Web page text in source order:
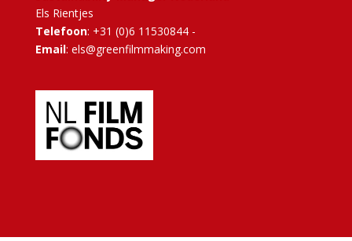
Els Rientjes
Telefoon: +31 (0)6 11530844 -
Email: els@greenfilmmaking.com